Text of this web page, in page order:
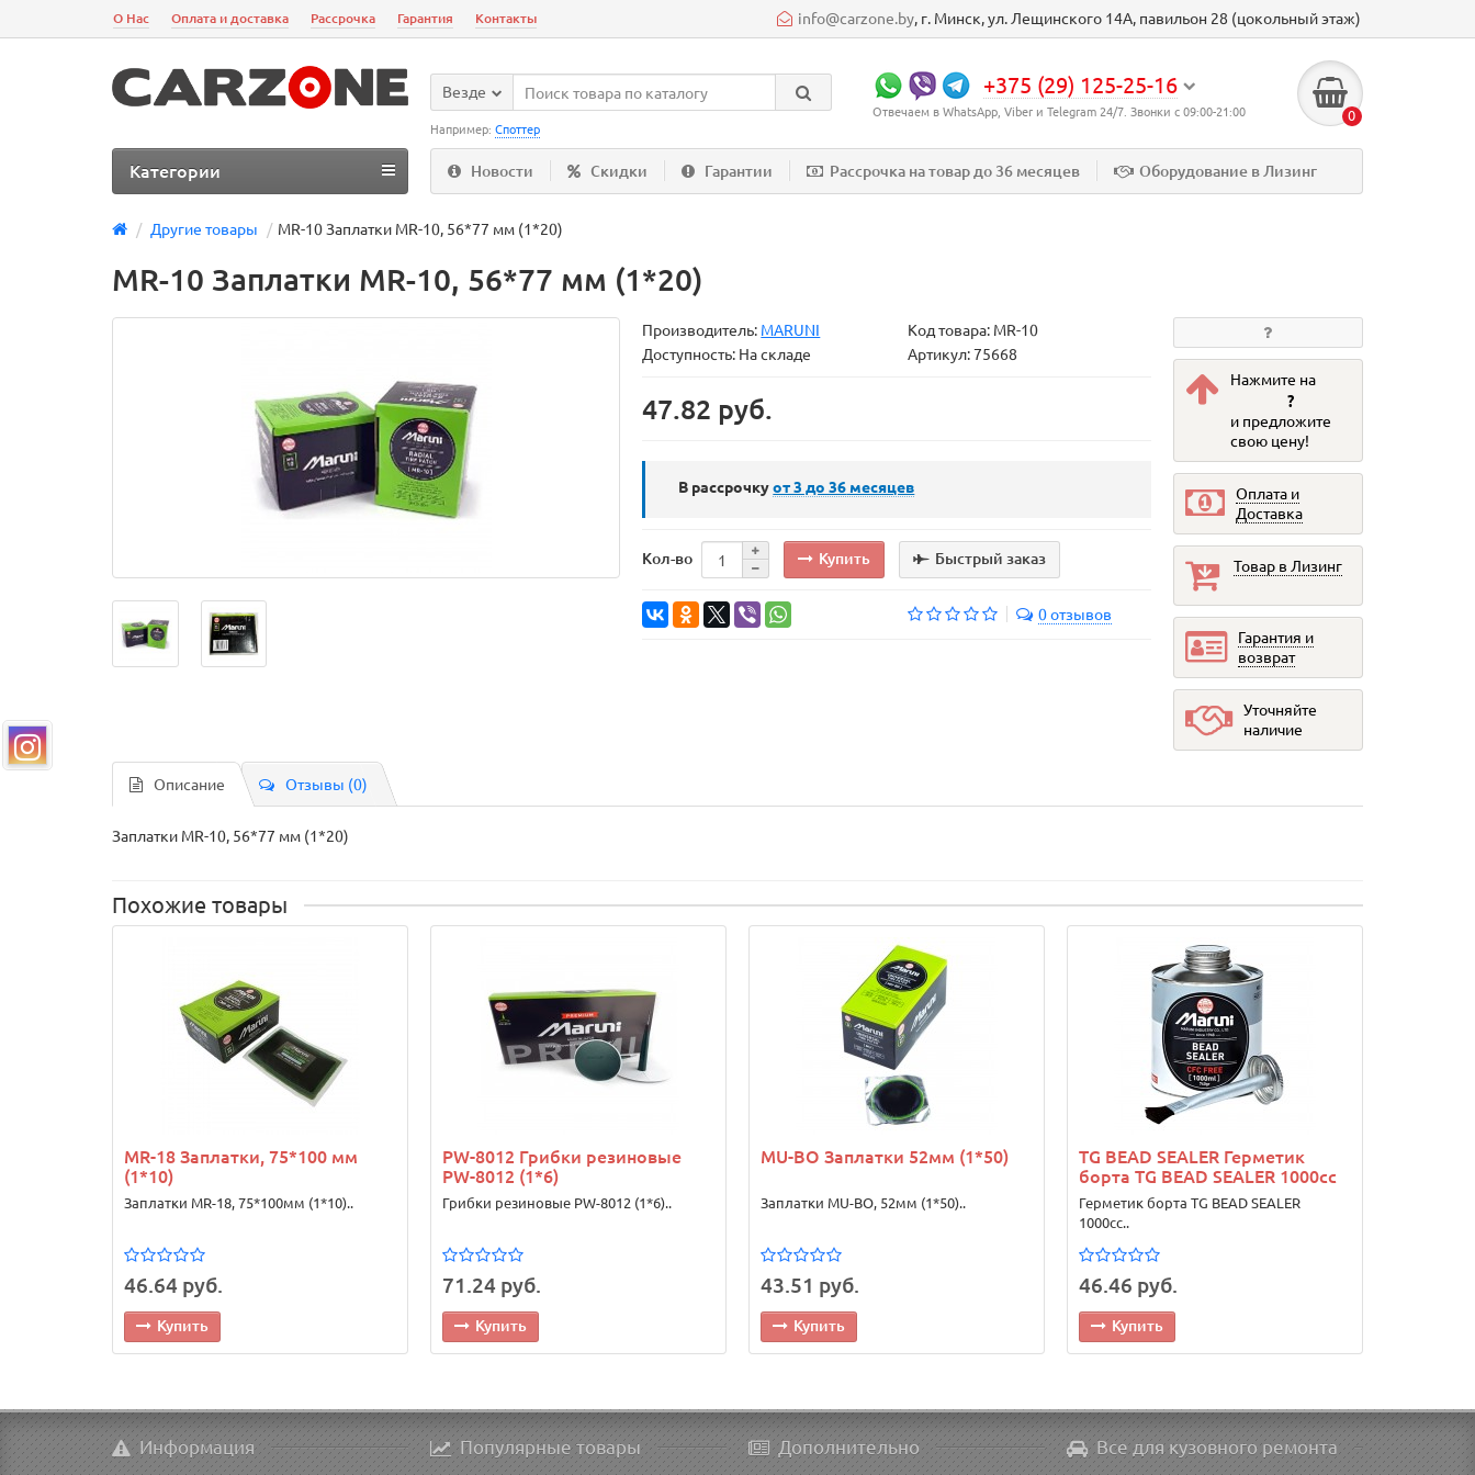
О Нас Оплата и доставка Рассрочка Гарантия Контакты info@carzone.by, г. Минск, ул. Лещинского 14А, павильон 28 (цокольный этаж)
+375 (29) 125-25-16
Отвечаем в WhatsApp, Viber и Telegram 24/7. Звонки с 09:00-21:00 0
Везде
Например: Споттер
Новости Скидки Гарантии Рассрочка на товар до 36 месяцев Оборудование в Лизинг
Категории
Другие товары MR-10 Заплатки MR-10, 56*77 мм (1*20)
MR-10 Заплатки MR-10, 56*77 мм (1*20)
Производитель: MARUNI Код товара: MR-10
Доступность: На складе
Артикул: 75668
47.82 руб.
В рассрочкуот 3 до 36 месяцев
Кол-во Купить Быстрый заказ
0 отзывов
Нажмите на
?
и предложите
свою цену!
Оплата и
Доставка
Товар в Лизинг
Гарантия и
возврат
Уточняйте
наличие
Описание Отзывы (0)
Заплатки MR-10, 56*77 мм (1*20)
Похожие товары
MR-18 Заплатки, 75*100 мм
(1*10)
Заплатки MR-18, 75*100мм (1*10)..
46.64 руб.
Купить
PW-8012 Грибки резиновые
PW-8012 (1*6)
Грибки резиновые PW-8012 (1*6)..
71.24 руб.
Купить
MU-BO Заплатки 52мм (1*50)
Заплатки MU-BO, 52мм (1*50)..
43.51 руб.
Купить
TG BEAD SEALER Герметик
борта TG BEAD SEALER 1000сс
Герметик борта TG BEAD SEALER
1000сс..
46.46 руб.
Купить
Информация Популярные товары Дополнительно Все для кузовного ремонта